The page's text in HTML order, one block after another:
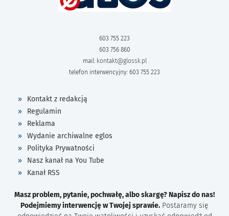
603 755 223
603 756 860
mail: kontakt@glossk.pl
telefon interwencyjny: 603 755 223
Kontakt z redakcją
Regulamin
Reklama
Wydanie archiwalne eglos
Polityka Prywatności
Nasz kanał na You Tube
Kanał RSS
Masz problem, pytanie, pochwałę, albo skargę? Napisz do nas!
Podejmiemy interwencję w Twojej sprawie. Postaramy się